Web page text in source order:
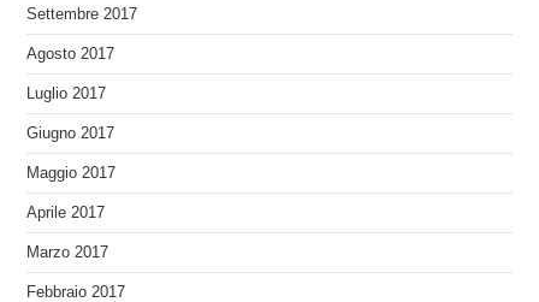
Settembre 2017
Agosto 2017
Luglio 2017
Giugno 2017
Maggio 2017
Aprile 2017
Marzo 2017
Febbraio 2017